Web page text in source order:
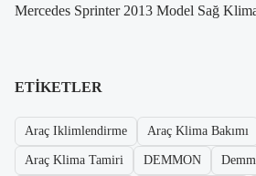
Mercedes Sprinter 2013 Model Sağ
ETIKETLER
Araç Iklimlendirme Araç Klima Bakımı
Araç Klima Tamiri DEMMON